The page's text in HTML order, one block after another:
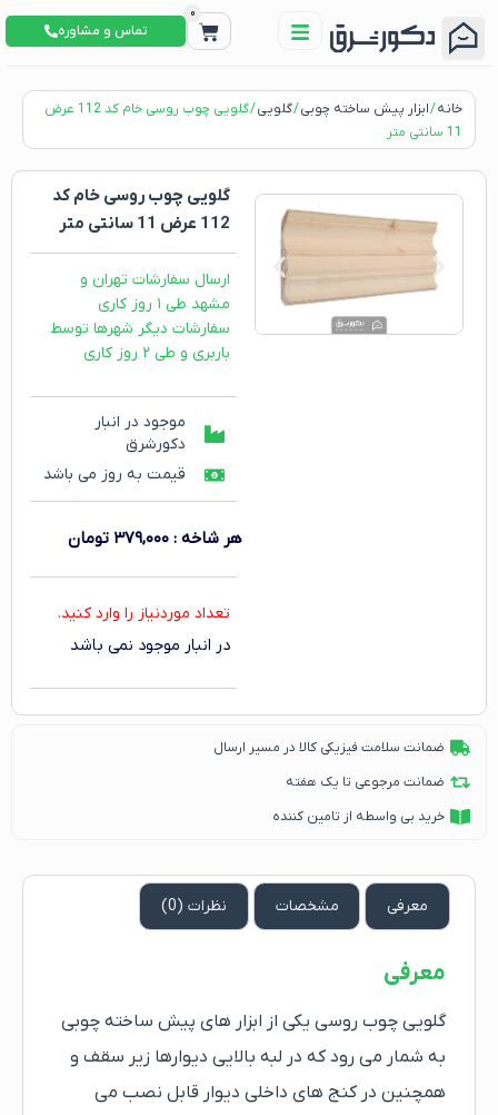
0
تماس و مشاوره
خانه/ابزار پیش ساخته چوبی/گلویی
/ گلویی چوب روسی خام کد 112 عرض
11 سانتی متر
گلویی چوب روسی خام کد
112 عرض 11 سانتی متر
ارسال سفارشات تهران و
مشهد طی ۱ روز کاری
سفارشات دیگر شهرها توسط
باربری و طی ۲ روز کاری
موجود در انبار
دکورشرق
قیمت به روز می باشد
هر شاخه :۳۷۹,۰۰۰ تومان
تعداد موردنیاز را وارد کنید.
در انبار موجود نمی باشد
ضمانت سلامت فیزیکی کالا در مسیر ارسال
ضمانت مرجوعی تا یک هفته
خرید بی واسطه از تامین کننده
معرفی مشخصات نظرات (0)
معرفی
گلویی چوب روسی یکی از ابزار های پیش ساخته چوبی
به شمار می رود که در لبه بالایی دیوارها زیر سقف و
همچنین در کنج های داخلی دیوار قابل نصب می